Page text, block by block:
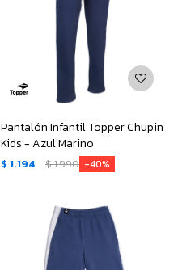
Pantalón Infantil Topper Chupin
Kids - Azul Marino
$ 1.194 $1.990 40